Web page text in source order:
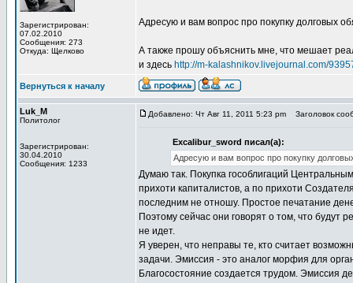
Зарегистрирован:
07.02.2010
Сообщения: 273
Откуда: Щелково
Адресую и вам вопрос про покупку долговых
А также прошу объяснить мне, что мешает
и здесь http://m-kalashnikov.livejournal.com/
Вернуться к началу
Luk_M
Политолог
Зарегистрирован:
30.04.2010
Сообщения: 1233
Добавлено: Чт Авг 11, 2011 5:23 pm Заголовок
Excalibur_sword писал(а):
Адресую и вам вопрос про покупку
Думаю так. Покупка гособлигаций
прихоти капиталистов, а по прихоти
последним не отношу. Простое печатание
Поэтому сейчас они говорят о том, что будут
не идет.
Я уверен, что неправы те, кто считает
задачи. Эмиссия - это аналог морфия для
Благосостояние создается трудом. Эмиссия